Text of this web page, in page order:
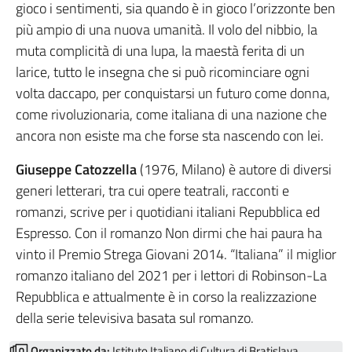
gioco i sentimenti, sia quando è in gioco l’orizzonte ben
più ampio di una nuova umanità. Il volo del nibbio, la
muta complicità di una lupa, la maestà ferita di un
larice, tutto le insegna che si può ricominciare ogni
volta daccapo, per conquistarsi un futuro come donna,
come rivoluzionaria, come italiana di una nazione che
ancora non esiste ma che forse sta nascendo con lei.
Giuseppe Catozzella(1976, Milano) è autore di diversi
generi letterari, tra cui opere teatrali, racconti e
romanzi, scrive per i quotidiani italiani Repubblica ed
Espresso. Con il romanzo Non dirmi che hai paura ha
vinto il Premio Strega Giovani 2014. “Italiana” il miglior
romanzo italiano del 2021 per i lettori di Robinson-La
Repubblica e attualmente è in corso la realizzazione
della serie televisiva basata sul romanzo.